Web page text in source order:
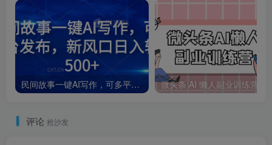
民间故事一键AI写作，可多平台发布，新风口日入轻松600+
评论 抢沙发